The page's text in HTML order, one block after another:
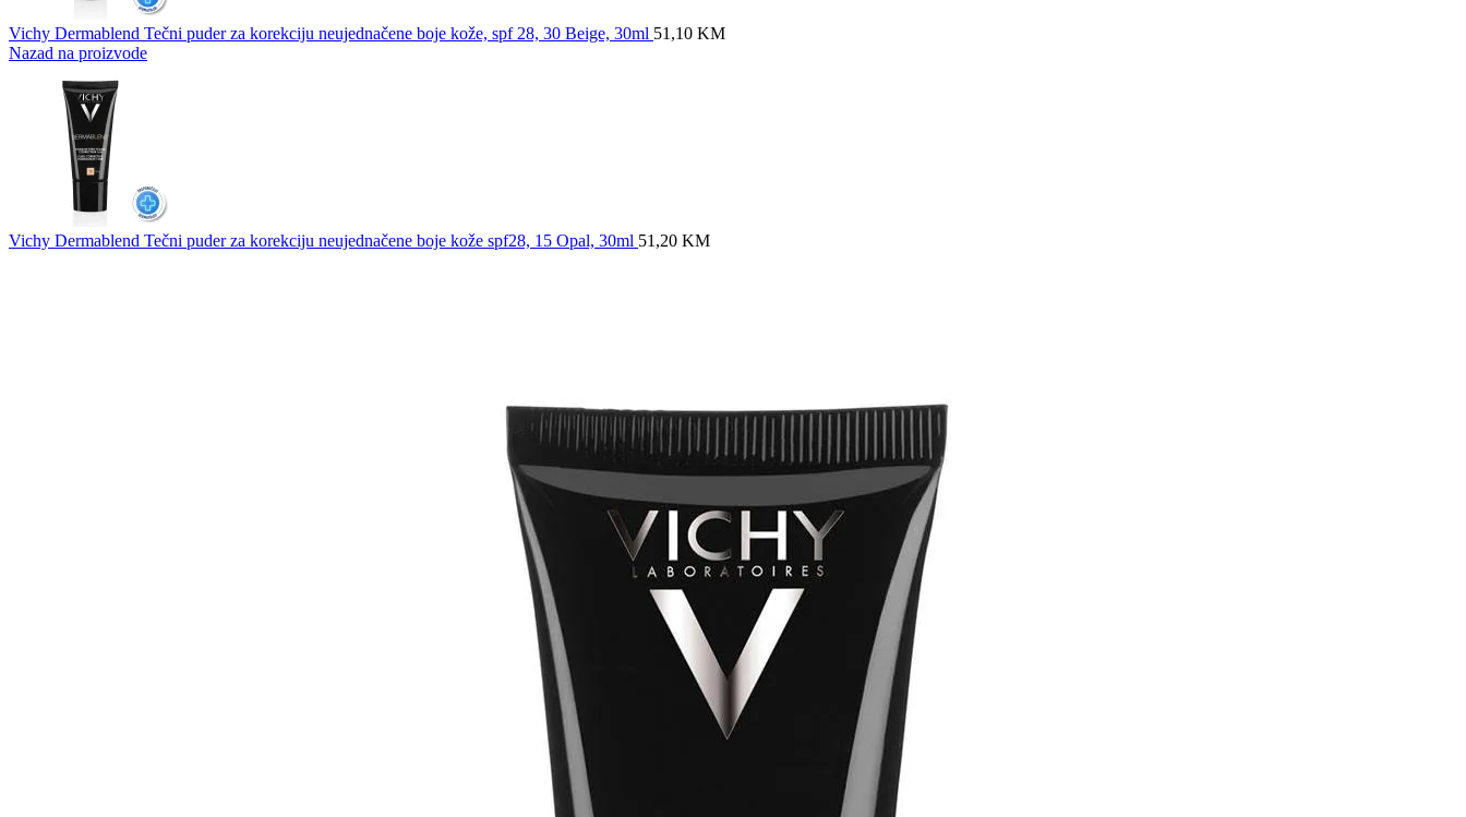
Vichy Dermablend Tečni puder za korekciju neujednačene boje kože, spf 28, 30 Beige, 30ml 51,10 KM
Nazad na proizvode
Vichy Dermablend Tečni puder za korekciju neujednačene boje kože spf28, 15 Opal, 30ml 51,20 KM